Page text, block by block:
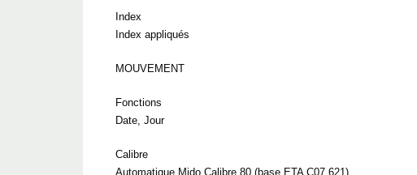
Index
Index appliqués
MOUVEMENT
Fonctions
Date, Jour
Calibre
Automatique Mido Calibre 80 (base ETA C07.621)